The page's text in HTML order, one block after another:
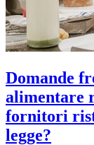
Domande
alimentare
fornitori
legge?